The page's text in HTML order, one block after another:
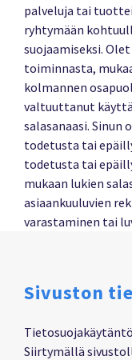
palveluja tai
ryhtymään
suojaamiseksi.
toiminnasta,
kolmannen
valtuuttanut
salasanaasi.
todetusta tai
todetusta tai
mukaan lukien
asiaankuuluvien
varastaminen tai
Sivuston
Siirtymällä